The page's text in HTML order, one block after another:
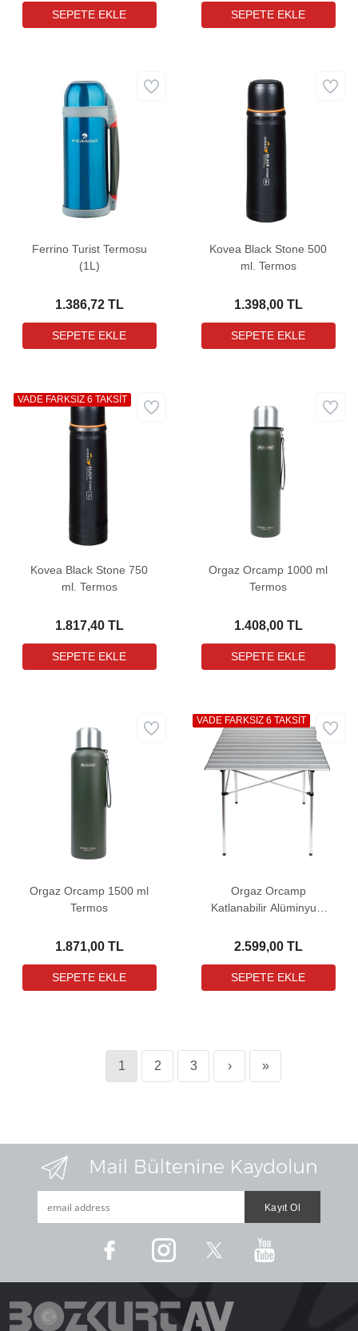
Ferrino Turist Termosu
(1L)
1.386,72 TL
Kovea Black Stone 500
ml. Termos
1.398,00 TL
Kovea Black Stone 750
ml. Termos
1.817,40 TL
VADE FARKSIZ 6 TAKSİT
Orgaz Orcamp 1000 ml
Termos
1.408,00 TL
Orgaz Orcamp 1500 ml
Termos
1.871,00 TL
Orgaz Orcamp
Katlanabilir Alüminyum
2.599,00 TL
VADE FARKSIZ 6 TAKSİT
1 2 3 › »